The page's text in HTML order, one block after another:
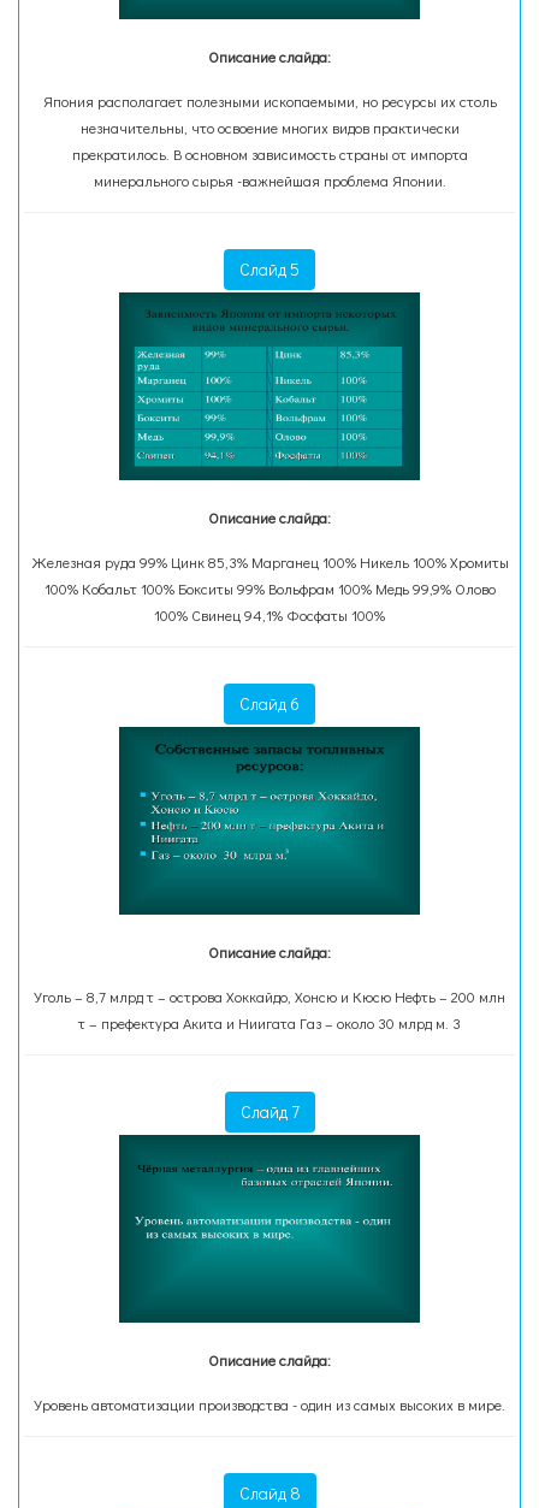
Описание слайда:
Япония располагает полезными ископаемыми, но ресурсы их столь
незначительны, что освоение многих видов практически
прекратилось. В основном зависимость страны от импорта
минерального сырья -важнейшая проблема Японии.
Слайд 5
Описание слайда:
Железная руда 99% Цинк 85,3% Марганец 100% Никель 100% Хромиты
100% Кобальт 100% Бокситы 99% Вольфрам 100% Медь 99,9% Олово
100% Свинец 94,1% Фосфаты 100%
Слайд 6
Описание слайда:
Уголь – 8,7 млрд т – острова Хоккайдо, Хонсю и Кюсю Нефть – 200 млн
т – префектура Акита и Ниигата Газ – около 30 млрд м. 3
Слайд 7
Описание слайда:
Уровень автоматизации производства - один из самых высоких в мире.
Слайд 8